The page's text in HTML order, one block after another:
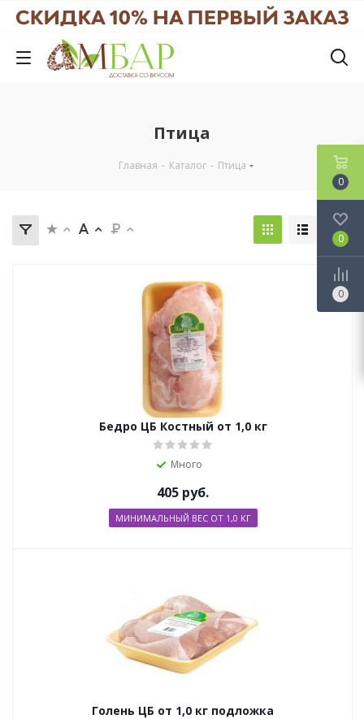
Птица
Главная - Каталог - Птица
Бедро ЦБ Костный от 1,0 кг
Много
405 руб.
МИНИМАЛЬНЫЙ ВЕС ОТ 1,0 КГ
Голень ЦБ от 1,0 кг подложка
0
0
0